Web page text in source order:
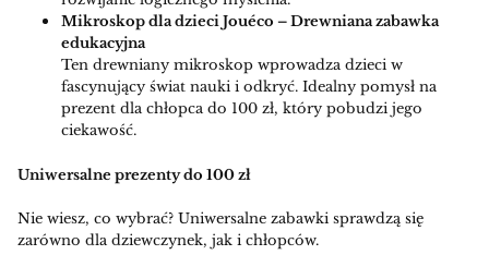
Mikroskop dla dzieci Jouéco – Drewniana zabawka
edukacyjna
Ten drewniany mikroskop wprowadza dzieci w
fascynujący świat nauki i odkryć. Idealny pomysł na
prezent dla chłopca do 100 zł, który pobudzi jego
ciekawość.
Uniwersalne prezenty do 100 zł
Nie wiesz, co wybrać? Uniwersalne zabawki sprawdzą się
zarówno dla dziewczynek, jak i chłopców.